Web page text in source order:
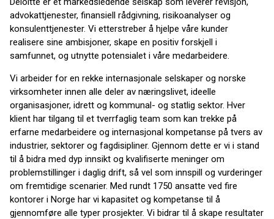
advokattjenester, finansiell rådgivning, risikoanalyser og
konsulenttjenester. Vi etterstreber å hjelpe våre kunder
realisere sine ambisjoner, skape en positiv forskjell i
samfunnet, og utnytte potensialet i våre medarbeidere.
Vi arbeider for en rekke internasjonale selskaper og norske
virksomheter innen alle deler av næringslivet, ideelle
organisasjoner, idrett og kommunal- og statlig sektor. Hver
klient har tilgang til et tverrfaglig team som kan trekke på
erfarne medarbeidere og internasjonal kompetanse på tvers av
industrier, sektorer og fagdisipliner. Gjennom dette er vi i stand
til å bidra med dyp innsikt og kvalifiserte meninger om
problemstillinger i daglig drift, så vel som innspill og vurderinger
om fremtidige scenarier. Med rundt 1750 ansatte ved fire
kontorer i Norge har vi kapasitet og kompetanse til å
gjennomføre alle typer prosjekter. Vi bidrar til å skape resultater